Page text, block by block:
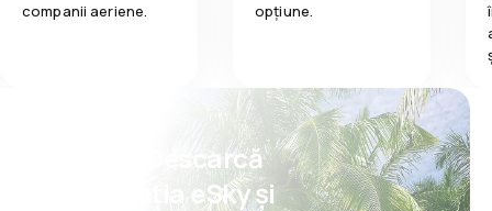
companii aeriene.
opțiune.
Psst! Descarcă
aplicația eSky și